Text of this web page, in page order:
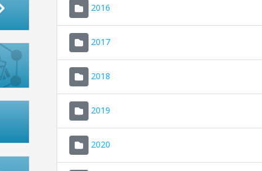
2016
2017
2018
2019
2020